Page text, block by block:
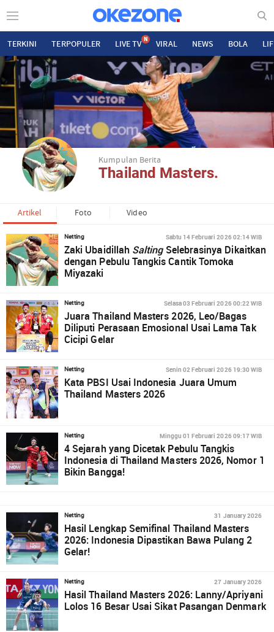
TERKINI TERPOPULER LIVE TV N VIRAL NEWS BOLA
Kumpulan Berita
Thailand Masters.
Artikel Foto Video
Netting Sabtu 14 Februari 2026 02:14 WIB
Zaki Ubaidillah SaltingSelebrasinya Dikaitkan
dengan Pebulu Tangkis Cantik Tomoka
Miyazaki
Netting Selasa 03 Februari 2026 00:22 WIB
Juara Thailand Masters 2026, Leo/Bagas
Diliputi Perasaan Emosional Usai Lama Tak
Cicipi Gelar
Netting Senin 02 Februari 2026 19:30 WIB
Kata PBSI Usai Indonesia Juara Umum
Thailand Masters 2026
Netting Minggu 01 Februari 2026 09:17 WIB
4 Sejarah yang Dicetak Pebulu Tangkis
Indonesia di Thailand Masters 2026, Nomor 1
Bikin Bangga!
Netting 31 January 2026
Hasil Lengkap Semifinal Thailand Masters
2026: Indonesia Dipastikan Bawa Pulang 2
Gelar!
Netting 27 January 2026
Hasil Thailand Masters 2026: Lanny/Apriyani
Lolos 16 Besar Usai Sikat Pasangan Denmark